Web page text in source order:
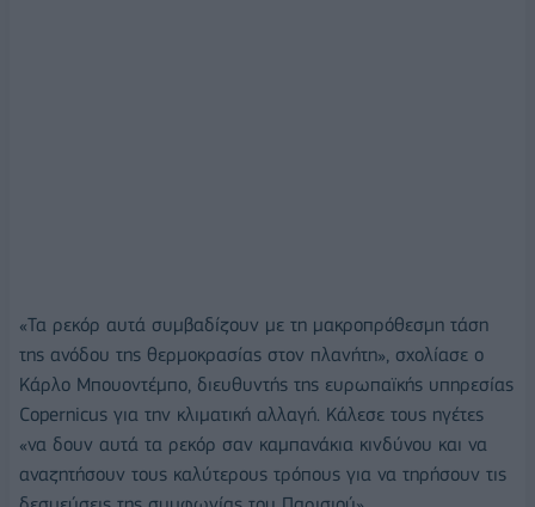
«Τα ρεκόρ αυτά συμβαδίζουν με τη μακροπρόθεσμη τάση
της ανόδου της θερμοκρασίας στον πλανήτη», σχολίασε ο
Κάρλο Μπουοντέμπο, διευθυντής της ευρωπαϊκής υπηρεσίας
Copernicus για την κλιματική αλλαγή. Κάλεσε τους ηγέτες
«να δουν αυτά τα ρεκόρ σαν καμπανάκια κινδύνου και να
αναζητήσουν τους καλύτερους τρόπους για να τηρήσουν τις